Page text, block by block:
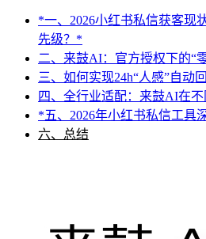
*一、2026小红书私信获客现
先级？*
二、来鼓AI：官方授权下的“
三、如何实现24h“人感”自动
四、全行业适配：来鼓AI在
*五、2026年小红书私信工具
六、总结